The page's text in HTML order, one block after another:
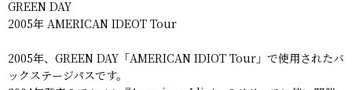
GREEN DAY
2005年 AMERICAN IDEOT Tour
2005年、GREEN DAY「AMERICAN IDIOT Tour」で使用されたバ
ックステージパスです。